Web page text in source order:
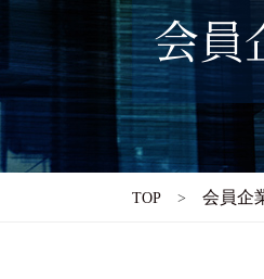
会員
TOP 会員企